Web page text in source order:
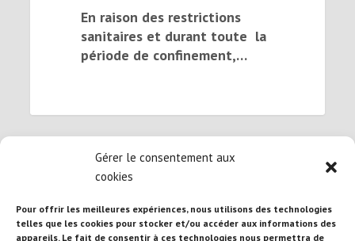
Gérer le consentement aux
cookies
Pour offrir les meilleures expériences, nous utilisons des technologies
telles que les cookies pour stocker et/ou accéder aux informations des
appareils. Le fait de consentir à ces technologies nous permettra de
En raison des restrictions
sanitaires et durant toute la
période de confinement,…